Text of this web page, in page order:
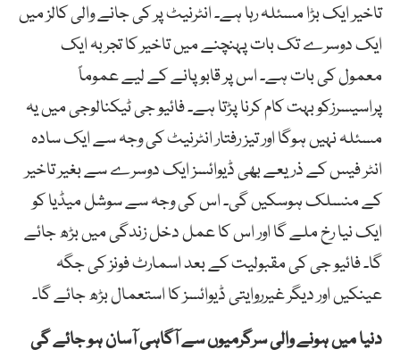
تاخیر ایک بڑا مسئلہ رہا ہے۔ انٹرنیٹ پر کی جانے والی کالز میں
ایک دوسرے تک بات پہنچنے میں تاخیر کا تجربہ ایک
معمول کی بات ہے۔ اس پر قابو پانے کے لیے عموماً
پراسیسرزکو بہت کام کرنا پڑتا ہے۔ فائیو جی ٹیکنالوجی میں یہ
مسئلہ نہیں ہوگا اور تیز رفتار انٹرنیٹ کی وجہ سے ایک سادہ
انٹر فیس کے ذریعے بھی ڈیوائسز ایک دوسرے سے بغیر تاخیر
کے منسلک ہوسکیں گی۔ اس کی وجہ سے سوشل میڈیا کو
ایک نیا رخ ملے گا اور اس کا عمل دخل زندگی میں بڑھ جائے
گا۔ فائیو جی کی مقبولیت کے بعد اسمارٹ فونز کی جگہ
عینکیں اور دیگر غیرروایتی ڈیوائسز کا استعمال بڑھ جائے گا۔
دنیا میں ہونے والی سرگرمیوں سے آگاہی آسان ہو جائے گی